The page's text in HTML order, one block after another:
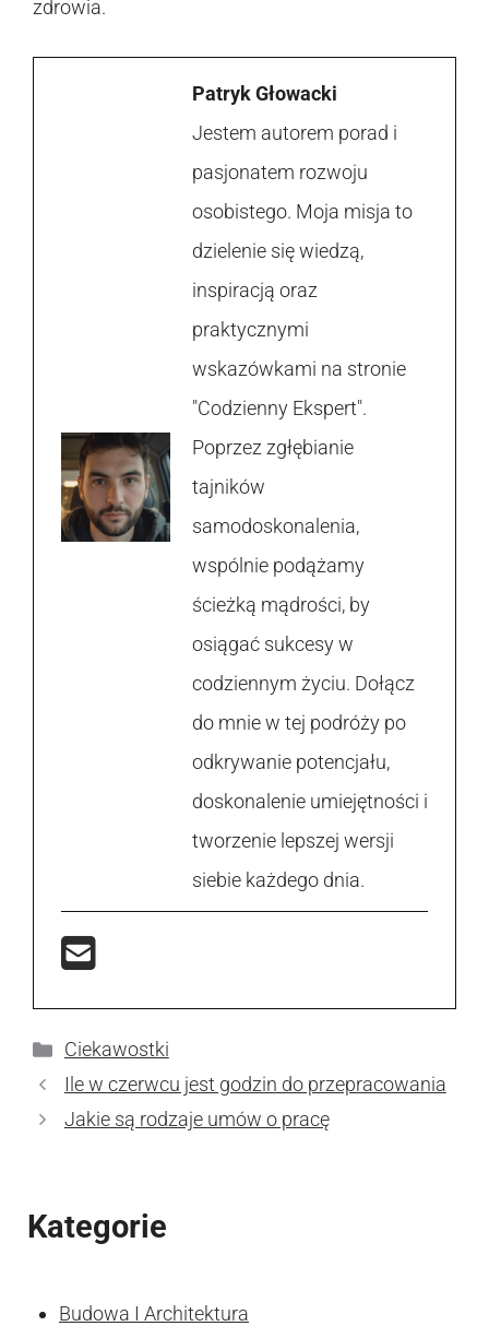
zdrowia.
Patryk Głowacki
Jestem autorem porad i
pasjonatem rozwoju
osobistego. Moja misja to
dzielenie się wiedzą,
inspiracją oraz
praktycznymi
wskazówkami na stronie
"Codzienny Ekspert".
Poprzez zgłębianie
tajników
samodoskonalenia,
wspólnie podążamy
ścieżką mądrości, by
osiągać sukcesy w
codziennym życiu. Dołącz
do mnie w tej podróży po
odkrywanie potencjału,
doskonalenie umiejętności i
tworzenie lepszej wersji
siebie każdego dnia.
Kategorie
Ciekawostki
Ile w czerwcu jest godzin do przepracowania
Jakie są rodzaje umów o pracę
Kategorie
Budowa I Architektura